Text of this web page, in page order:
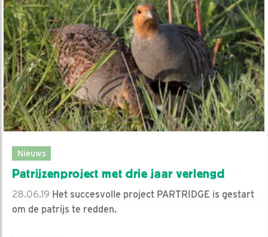
Nieuws
Patrijzenproject met drie jaar verlengd
28.06.19 Het succesvolle project PARTRIDGE is gestart
om de patrijs te redden.